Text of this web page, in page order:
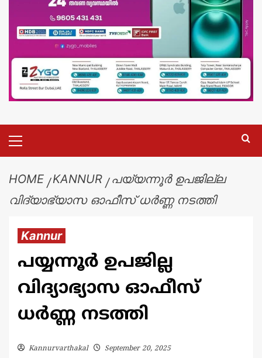
HOME KANNUR
പയ്യന്നൂര്‍ ഉപജില്ല
വിദ്യാഭ്യാസ ഓഫീസ് ധർണ്ണ നടത്തി
Kannur
പയ്യന്നൂര്‍ ഉപജില്ല
വിദ്യാഭ്യാസ ഓഫീസ്
ധർണ്ണ നടത്തി
Kannurvarthakal September 20, 2025